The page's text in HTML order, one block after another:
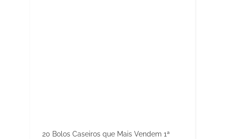
20 Bolos Caseiros que Mais Vendem 1ª